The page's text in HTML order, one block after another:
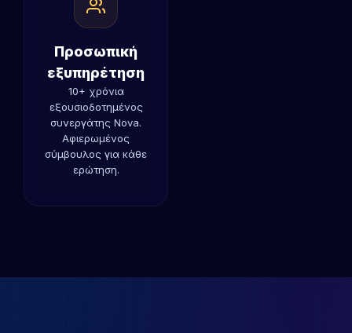
Προσωπική
εξυπηρέτηση
10+ χρόνια
εξουσιοδοτημένος
συνεργάτης Nova.
Αφιερωμένος
σύμβουλος για κάθε
ερώτηση.